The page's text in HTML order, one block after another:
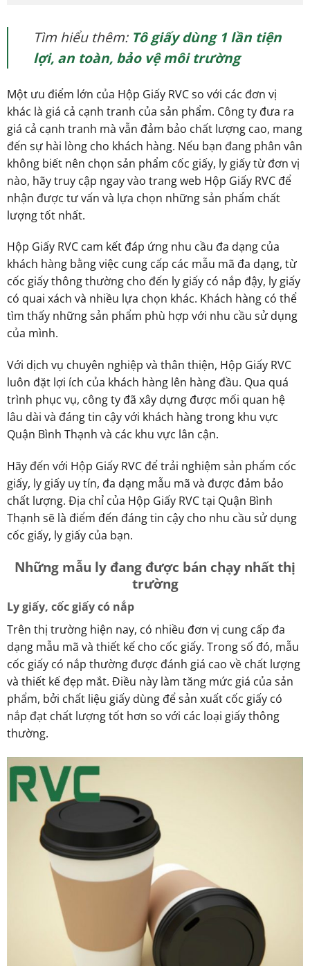
Tìm hiểu thêm: Tô giấy dùng 1 lần tiện
lợi, an toàn, bảo vệ môi trường
Một ưu điểm lớn của Hộp Giấy RVC so với các đơn vị
khác là giá cả cạnh tranh của sản phẩm. Công ty đưa ra
giá cả cạnh tranh mà vẫn đảm bảo chất lượng cao, mang
đến sự hài lòng cho khách hàng. Nếu bạn đang phân vân
không biết nên chọn sản phẩm cốc giấy, ly giấy từ đơn vị
nào, hãy truy cập ngay vào trang web Hộp Giấy RVC để
nhận được tư vấn và lựa chọn những sản phẩm chất
lượng tốt nhất.
Hộp Giấy RVC cam kết đáp ứng nhu cầu đa dạng của
khách hàng bằng việc cung cấp các mẫu mã đa dạng, từ
cốc giấy thông thường cho đến ly giấy có nắp đậy, ly giấy
có quai xách và nhiều lựa chọn khác. Khách hàng có thể
tìm thấy những sản phẩm phù hợp với nhu cầu sử dụng
của mình.
Với dịch vụ chuyên nghiệp và thân thiện, Hộp Giấy RVC
luôn đặt lợi ích của khách hàng lên hàng đầu. Qua quá
trình phục vụ, công ty đã xây dựng được mối quan hệ
lâu dài và đáng tin cậy với khách hàng trong khu vực
Quận Bình Thạnh và các khu vực lân cận.
Hãy đến với Hộp Giấy RVC để trải nghiệm sản phẩm cốc
giấy, ly giấy uy tín, đa dạng mẫu mã và được đảm bảo
chất lượng. Địa chỉ của Hộp Giấy RVC tại Quận Bình
Thạnh sẽ là điểm đến đáng tin cậy cho nhu cầu sử dụng
cốc giấy, ly giấy của bạn.
Những mẫu ly đang được bán chạy nhất thị
trường
Ly giấy, cốc giấy có nắp
Trên thị trường hiện nay, có nhiều đơn vị cung cấp đa
dạng mẫu mã và thiết kế cho cốc giấy. Trong số đó, mẫu
cốc giấy có nắp thường được đánh giá cao về chất lượng
và thiết kế đẹp mắt. Điều này làm tăng mức giá của sản
phẩm, bởi chất liệu giấy dùng để sản xuất cốc giấy có
nắp đạt chất lượng tốt hơn so với các loại giấy thông
thường.